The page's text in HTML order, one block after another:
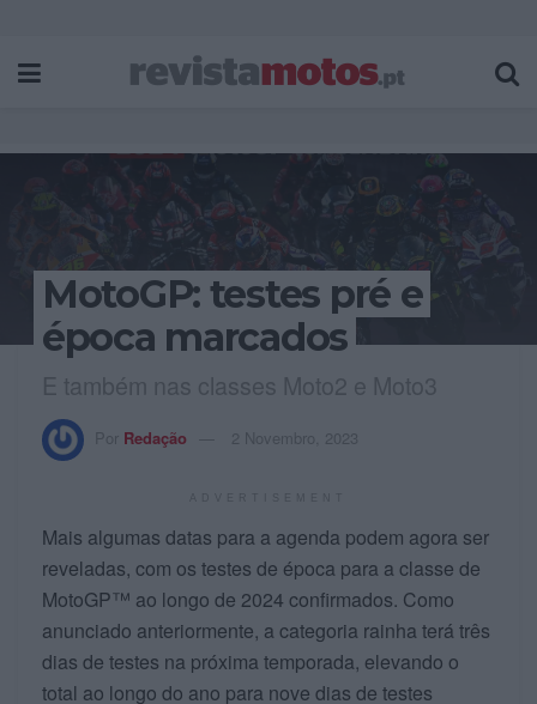
MotoGP: testes pré e
época marcados
E também nas classes Moto2 e Moto3
Por Redação 2 Novembro, 2023
Mais algumas datas para a agenda podem agora ser
reveladas, com os testes de época para a classe de
MotoGP™ ao longo de 2024 confirmados. Como
anunciado anteriormente, a categoria rainha terá três
dias de testes na próxima temporada, elevando o
total ao longo do ano para nove dias de testes